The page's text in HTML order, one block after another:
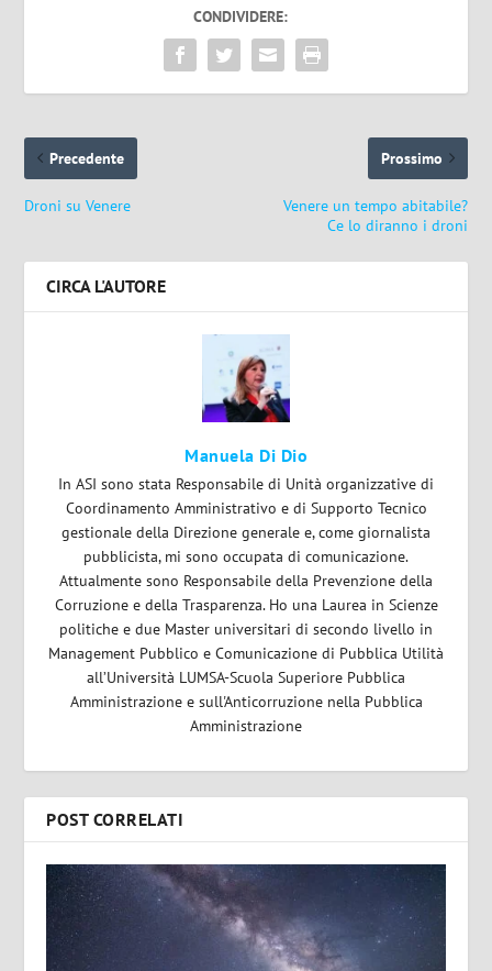
CONDIVIDERE:
Precedente
Droni su Venere
Prossimo
Venere un tempo abitabile?
Ce lo diranno i droni
CIRCA L'AUTORE
Manuela Di Dio
In ASI sono stata Responsabile di Unità organizzative di
Coordinamento Amministrativo e di Supporto Tecnico
gestionale della Direzione generale e, come giornalista
pubblicista, mi sono occupata di comunicazione.
Attualmente sono Responsabile della Prevenzione della
Corruzione e della Trasparenza. Ho una Laurea in Scienze
politiche e due Master universitari di secondo livello in
Management Pubblico e Comunicazione di Pubblica Utilità
all’Università LUMSA-Scuola Superiore Pubblica
Amministrazione e sull'Anticorruzione nella Pubblica
Amministrazione
POST CORRELATI